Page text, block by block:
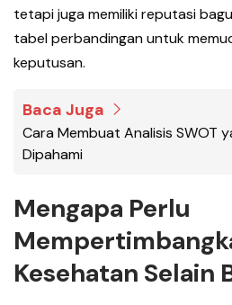
tetapi juga memiliki reputasi
tabel perbandingan untuk
keputusan.
Baca Juga
Cara Membuat Analisis SWOT
Dipahami
Mengapa Perlu
Kesehatan Selain